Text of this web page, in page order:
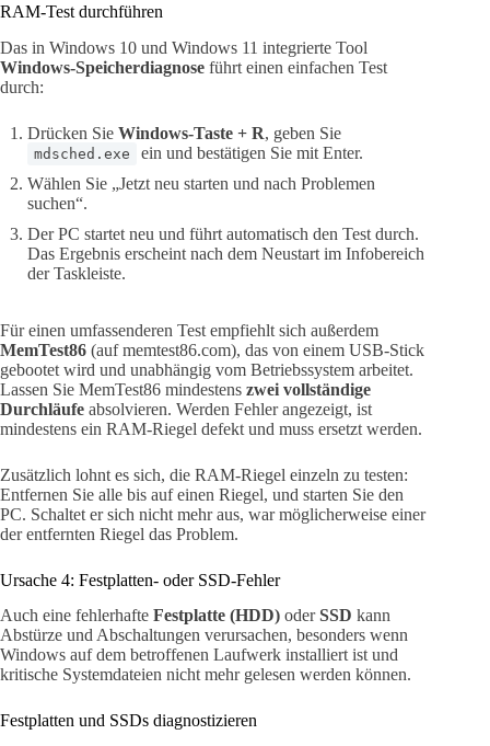
RAM-Test durchführen
Das in Windows 10 und Windows 11 integrierte Tool
Windows-Speicherdiagnose führt einen einfachen Test
durch:
Drücken Sie Windows-Taste + R, geben Sie
mdsched.exe
ein und bestätigen Sie mit Enter.
Wählen Sie „Jetzt neu starten und nach Problemen
suchen“.
Der PC startet neu und führt automatisch den Test durch.
Das Ergebnis erscheint nach dem Neustart im Infobereich
der Taskleiste.
Für einen umfassenderen Test empfiehlt sich außerdem
MemTest86 (auf memtest86.com), das von einem USB-Stick
gebootet wird und unabhängig vom Betriebssystem arbeitet.
Lassen Sie MemTest86 mindestens zwei vollständige
Durchläufe absolvieren. Werden Fehler angezeigt, ist
mindestens ein RAM-Riegel defekt und muss ersetzt werden.
Zusätzlich lohnt es sich, die RAM-Riegel einzeln zu testen:
Entfernen Sie alle bis auf einen Riegel, und starten Sie den
PC. Schaltet er sich nicht mehr aus, war möglicherweise einer
der entfernten Riegel das Problem.
Ursache 4: Festplatten- oder SSD-Fehler
Auch eine fehlerhafte Festplatte (HDD) oderSSD kann
Abstürze und Abschaltungen verursachen, besonders wenn
Windows auf dem betroffenen Laufwerk installiert ist und
kritische Systemdateien nicht mehr gelesen werden können.
Festplatten und SSDs diagnostizieren